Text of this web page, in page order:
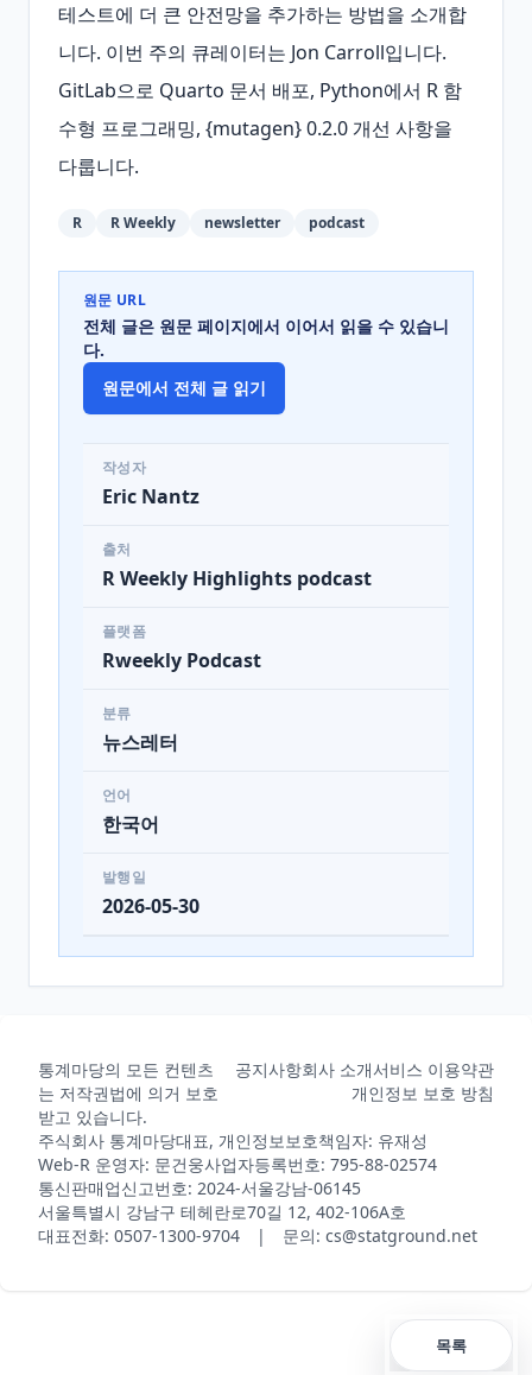
테스트에 더 큰 안전망을 추가하는 방법을 소개합
니다. 이번 주의 큐레이터는 Jon Carroll입니다.
GitLab으로 Quarto 문서 배포, Python에서 R 함
수형 프로그래밍, {mutagen} 0.2.0 개선 사항을
다룹니다.
R R Weekly newsletter podcast
원문 URL
전체 글은 원문 페이지에서 이어서 읽을 수 있습니
다.
원문에서 전체 글 읽기
작성자
Eric Nantz
출처
R Weekly Highlights podcast
플랫폼
Rweekly Podcast
분류
뉴스레터
언어
한국어
발행일
2026-05-30
통계마당의 모든 컨텐츠
는 저작권법에 의거 보호
받고 있습니다.
공지사항회사 소개서비스 이용약관
개인정보 보호 방침
주식회사 통계마당대표, 개인정보보호책임자: 유재성
Web-R 운영자: 문건웅사업자등록번호: 795-88-02574
통신판매업신고번호: 2024-서울강남-06145
서울특별시 강남구 테헤란로70길 12, 402-106A호
대표전화: 0507-1300-9704 | 문의: cs@statground.net
목록